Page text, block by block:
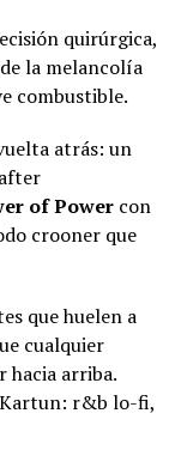
quirúrgica,
la melancolía
combustible.
atrás: un
of Power con
crooner que
que huelen a
cualquier
hacia arriba.
r&b lo-fi,